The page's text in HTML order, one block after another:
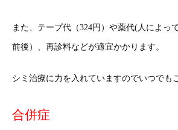
また、テープ代（324円）や薬代(人によっ
前後）、再診料などが適宜かかります。
シミ治療に力を入れていますのでいつでも
合併症